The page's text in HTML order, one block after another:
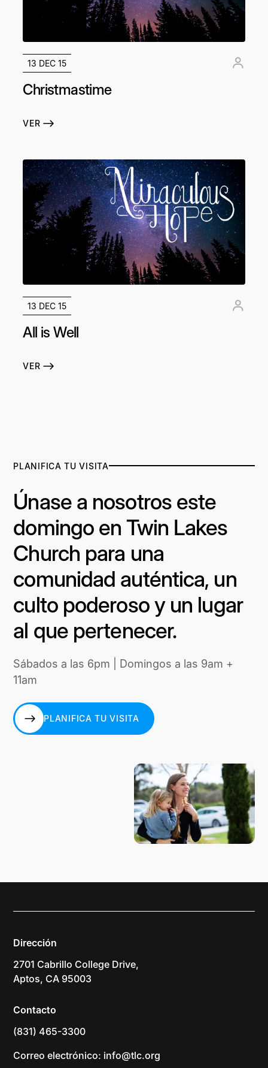
13 DEC 15
Christmastime
VER
13 DEC 15
All is Well
VER
PLANIFICA TU VISITA
Únase a nosotros este
domingo en Twin Lakes
Church para una
comunidad auténtica, un
culto poderoso y un lugar
al que pertenecer.
Sábados a las 6pm | Domingos a las 9am +
11am
PLANIFICA TU VISITA
Dirección
2701 Cabrillo College Drive,
Aptos, CA 95003
Contacto
(831) 465-3300
Correo electrónico: info@tlc.org